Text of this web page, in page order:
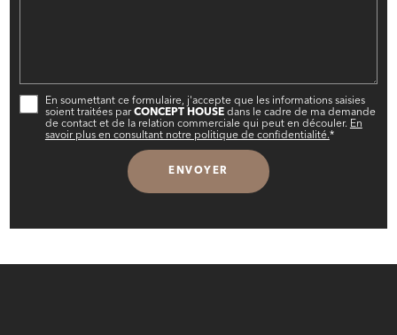
En soumettant ce formulaire, j'accepte que les informations saisies
soient traitées parCONCEPT HOUSEdans le cadre de ma demande
de contact et de la relation commerciale qui peut en découler.En
savoir plus en consultant notre politique de confidentialité.*